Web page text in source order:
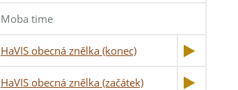
Moba time
HaVIS obecná znělka (konec)
HaVIS obecná znělka (začátek)